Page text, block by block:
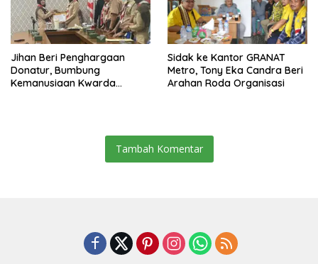
Jihan Beri Penghargaan
Donatur, Bumbung
Kemanusiaan Kwarda
‎Sidak ke Kantor GRANAT
Metro, Tony Eka Candra Beri
Arahan Roda Organisasi
Tambah Komentar